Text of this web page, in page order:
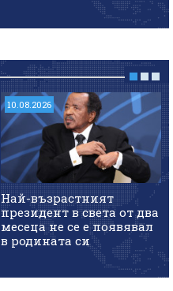
10.08.2026
Най-възрастният
президент в света от два
месеца не се е появявал
в родината си